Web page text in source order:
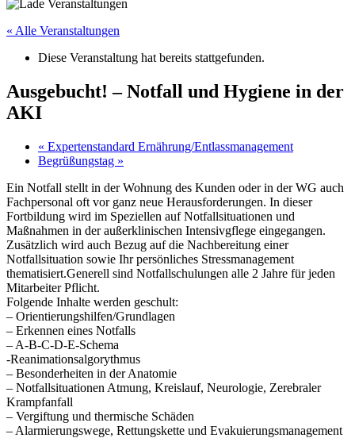
« Alle Veranstaltungen
Diese Veranstaltung hat bereits stattgefunden.
Ausgebucht! – Notfall und Hygiene in der
AKI
« Expertenstandard Ernährung/Entlassmanagement
Begrüßungstag »
Ein Notfall stellt in der Wohnung des Kunden oder in der WG auch
Fachpersonal oft vor ganz neue Herausforderungen. In dieser
Fortbildung wird im Speziellen auf Notfallsituationen und
Maßnahmen in der außerklinischen Intensivgflege eingegangen.
Zusätzlich wird auch Bezug auf die Nachbereitung einer
Notfallsituation sowie Ihr persönliches Stressmanagement
thematisiert.Generell sind Notfallschulungen alle 2 Jahre für jeden
Mitarbeiter Pflicht.
Folgende Inhalte werden geschult:
– Orientierungshilfen/Grundlagen
– Erkennen eines Notfalls
– A-B-C-D-E-Schema
-Reanimationsalgorythmus
– Besonderheiten in der Anatomie
– Notfallsituationen Atmung, Kreislauf, Neurologie, Zerebraler
Krampfanfall
– Vergiftung und thermische Schäden
– Alarmierungswege, Rettungskette und Evakuierungsmanagement